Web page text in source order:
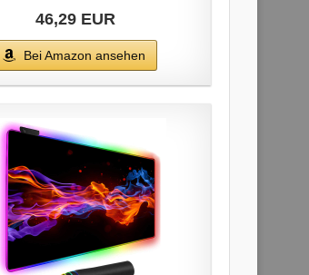
46,29 EUR
Bei Amazon ansehen